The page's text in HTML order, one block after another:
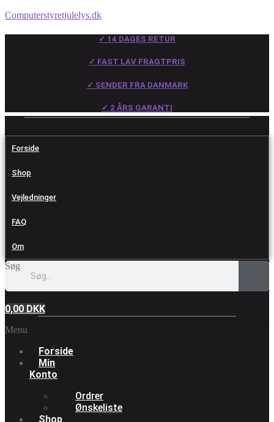
Computerstyretjulelys.dk
✓ 14 DAGES RETUR
✓ FAST LAV FRAGTPRIS
✓ SENDER FRA DANMARK
✓ 2 ÅRS GARANTI
Forside
Shop
Vejledninger
FAQ
Om
Søg
0,00 DKK
Menu
Forside
Min
Konto
Ordrer
Ønskeliste
Shop